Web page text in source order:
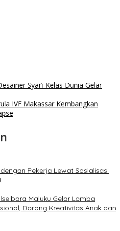
Syar’i Kelas Dunia Gelar
IVF Makassar Kembangkan
Pekerja Lewat Sosialisasi
Maluku Gelar Lomba
Dorong Kreativitas Anak dan